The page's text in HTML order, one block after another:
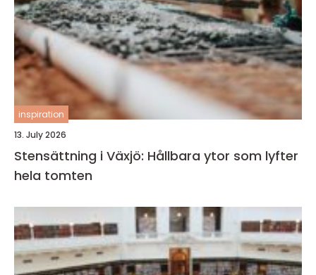
inspiration
13. July 2026
Stensättning i Växjö: Hållbara ytor som lyfter
hela tomten